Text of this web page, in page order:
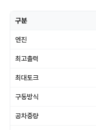
구분
엔진
최고출력
최대토크
구동방식
공차중량